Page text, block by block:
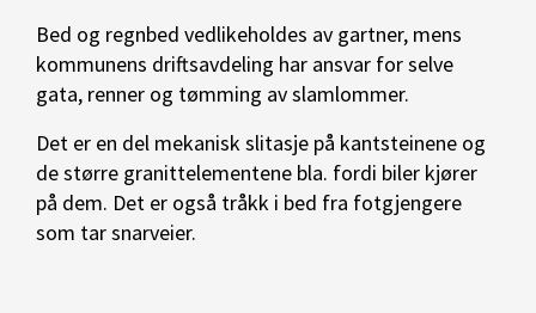
Bed og regnbed vedlikeholdes av gartner, mens
kommunens driftsavdeling har ansvar for selve
gata, renner og tømming av slamlommer.
Det er en del mekanisk slitasje på kantsteinene og
de større granittelementene bla. fordi biler kjører
på dem. Det er også tråkk i bed fra fotgjengere
som tar snarveier.